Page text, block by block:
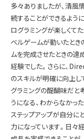
多々ありましたが、清風
続することができるよう
ログラミングが楽しくて
ベルゲームが動いたとき
ムを完成させたときの達
経験でした。さらに、
のスキルが明確に向上し
グラミングの醍醐味だと
うになる、わからなかっ
ステップアップが自分に
力になっています。日々